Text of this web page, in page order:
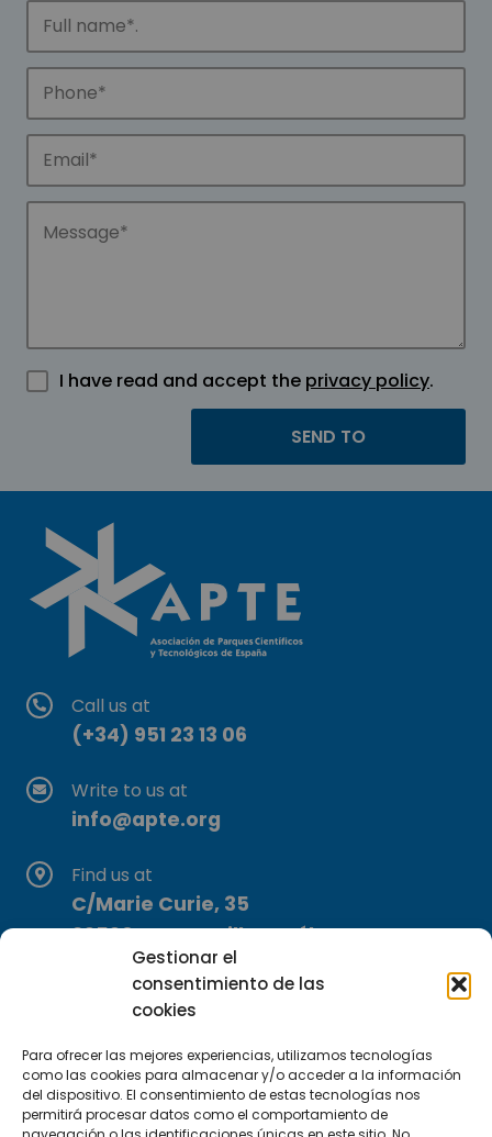
Gestionar el
consentimiento de las
cookies
Para ofrecer las mejores experiencias, utilizamos tecnologías
como las cookies para almacenar y/o acceder a la información
del dispositivo. El consentimiento de estas tecnologías nos
permitirá procesar datos como el comportamiento de
I have read and accept the privacy policy.
Call us at
(+34) 951 23 13 06
Write to us at
info@apte.org
Find us at
C/Marie Curie, 35
29590 Campanillas, Málaga
Subscribe to our Newsletter